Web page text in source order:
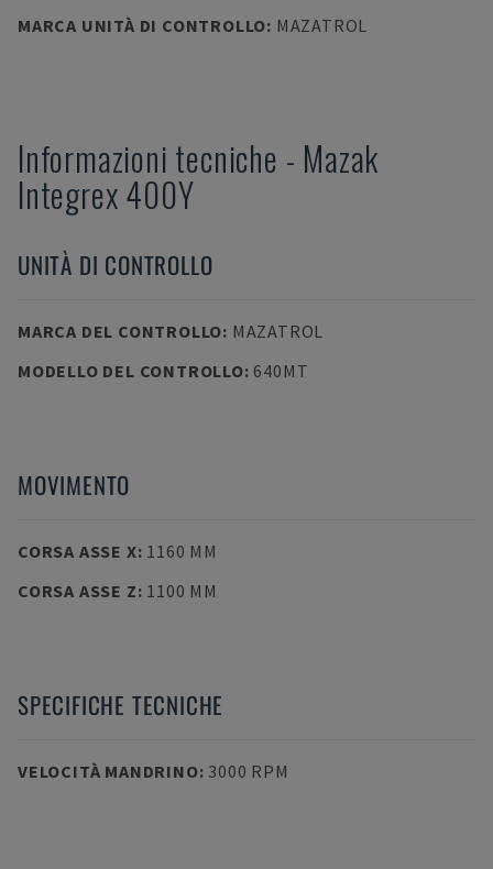
MARCA UNITÀ DI CONTROLLO: MAZATROL
Informazioni tecniche - Mazak
Integrex 400Y
UNITÀ DI CONTROLLO
MARCA DEL CONTROLLO: MAZATROL
MODELLO DEL CONTROLLO: 640MT
MOVIMENTO
CORSA ASSE X: 1160 MM
CORSA ASSE Z: 1100 MM
SPECIFICHE TECNICHE
VELOCITÀ MANDRINO: 3000 RPM